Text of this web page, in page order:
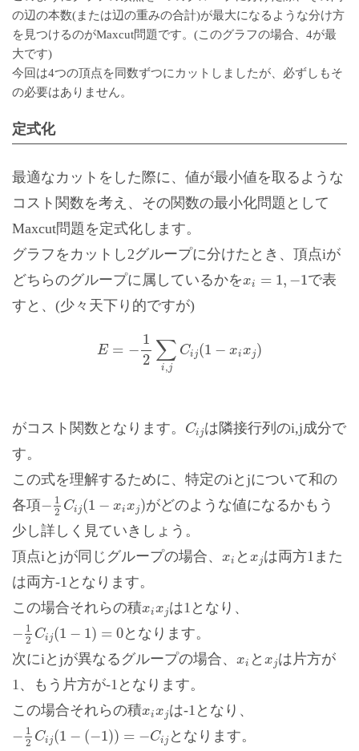
の辺の本数(または辺の重みの合計)が最大になるような分け方
を見つけるのがMaxcut問題です。(このグラフの場合、4が最
大です)
今回は4つの頂点を同数ずつにカットしましたが、必ずしもそ
の必要はありません。
定式化
最適なカットをした際に、値が最小値を取るような
コスト関数を考え、その関数の最小化問題として
Maxcut問題を定式化します。
グラフをカットし2グループに分けたとき、頂点iが
どちらのグループに属しているかをxi = 1, −1
x −
で表
すと、(少々天下り的ですが)
E = −
1
2 ∑
i,j
Cij(1 − xixj)
12
がコスト関数となります。 Cij
Ci は隣接行列のi,j成分で
す。
この式を理解するために、特定のiとjについて和の
各項− 1
2 Cij(1 − xixj)
1 C (
がどのような値になるかもう
少し詳しく見ていきしょう。
頂点iとjが同じグループの場合、 xi
xi と xj
xj は両方1また
は両方-1となります。
この場合それらの積xixj
xixj は1となり、
− 1
2 Cij(1 − 1) = 0
1 C ( =
となります。
次にiとjが異なるグループの場合、 xi
xi と xj
xj は片方が
1、もう片方が-1となります。
この場合それらの積xixj
xixj は-1となり、
− 1
2 Cij(1 − (−1)) = −Cij
1 C ( − =
となります。